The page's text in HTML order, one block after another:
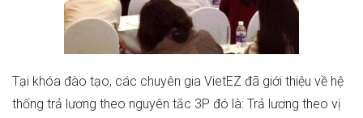
Tại khóa đào tạo, các chuyên gia VietEZ đã giới thiệu về hệ
thống trả lương theo nguyên tắc 3P đó là: Trả lương theo vị